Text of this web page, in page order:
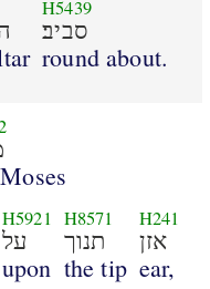
H5439
סביב׃
round about.
H5921
על
upon
H8571
תנוך
the tip
H241
אזן
ear,